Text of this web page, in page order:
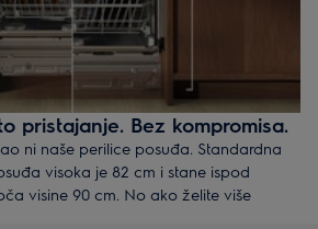
pristajanje. Bez kompromisa.
ni naše perilice posuđa. Standardna
visoka je 82 cm i stane ispod
visine 90 cm. No ako želite više